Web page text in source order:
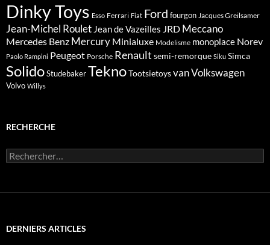
Dinky Toys Esso Ferrari Fiat Ford fourgon Jacques Greilsamer
Jean-Michel Roulet Jean de Vazeilles JRD Meccano
Mercedes Benz Mercury Minialuxe Modelisme monoplace Norev
Paolo Rampini Peugeot Porsche Renault semi-remorque Siku Simca
SolidoStudebakerTeknoTootsietoysvanVolkswagen
Volvo Willys
RECHERCHE
Rechercher :
DERNIERS ARTICLES